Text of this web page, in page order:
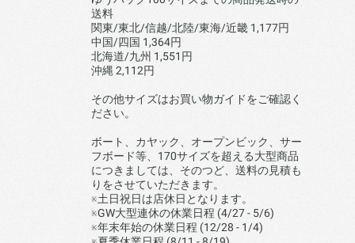
送料
関東/東北/信越/北陸/東海/近畿 1,177円
中国/四国 1,364円
北海道/九州 1,551円
沖縄 2,112円
その他サイズはお買い物ガイドをご確認く
ださい。
ボート、カヤック、オープンビック、サー
フボード等、170サイズを超える大型商品
につきましては、そのつど、送料の見積も
りをさせていただきます。
※土日祝日は店休日となります。
※GW大型連休の休業日程 (4/27 - 5/6)
※年末年始の休業日程 (12/28 - 1/4)